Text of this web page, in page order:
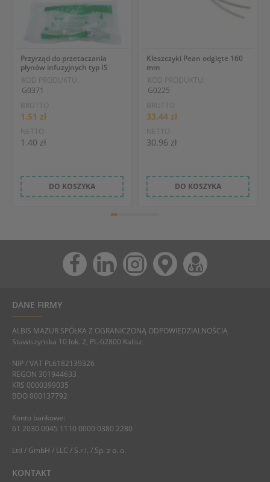
Przyrząd do przetaczania
płynów infuzyjnych typ IS
KOD PRODUKTU:
G0371
BRUTTO
1.51 zł
NETTO
1.40 zł
DO KOSZYKA
Kleszczyki Pean odgięte 160
mm
KOD PRODUKTU:
G0225
BRUTTO
33.44 zł
NETTO
30.96 zł
DO KOSZYKA
DANE FIRMY
ALBIS MAZUR SPÓŁKA Z OGRANICZONĄ ODPOWIEDZIALNOŚCIĄ
Stawiszyńska 10 lok. 2, PL-62800 Kalisz
NIP / VAT PL6182139326
REGON 301944633
KRS 0000399035
BDO 000137792
Konto bankowe:
61 2030 0045 1110 0000 0380 2280
Ltd / GmbH / LLC / S.r.l. / Sp. z o. o.
KONTAKT